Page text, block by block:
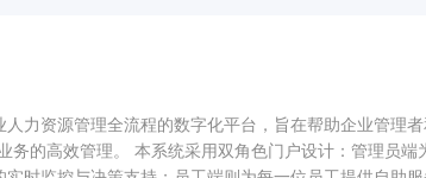
力资源管理全流程的数字化平台，旨在帮助企业管理
务的高效管理。 本系统采用双角色门户设计：管理员